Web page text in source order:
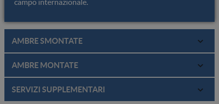
campo internazionale.
AMBRE SMONTATE
Report di analisi
Documento completo, ufficiale, redatto in lingua inglese,
riconosciuto in tutto il mondo. Vi sono riportate tutte le
AMBRE MONTATE
Report per gioiello
SERVIZI SUPPLEMENTARI